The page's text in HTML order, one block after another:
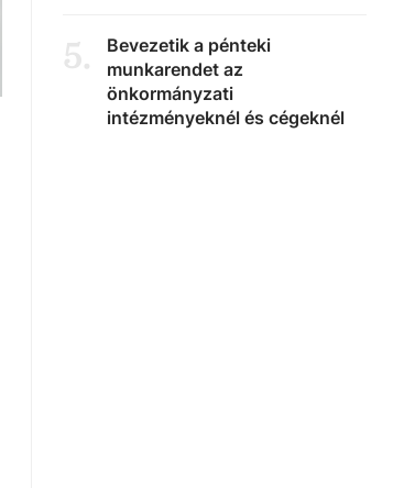
5.
Bevezetik a pénteki
munkarendet az
önkormányzati
intézményeknél és cégeknél